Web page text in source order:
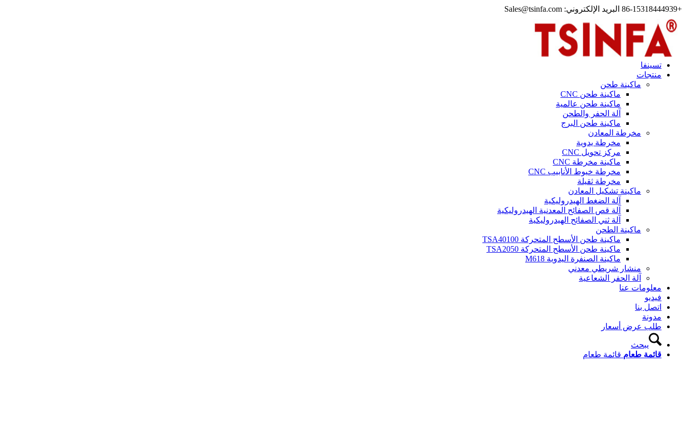
+86-15318444939 البريد الإلكتروني: Sales@tsinfa.com
تسينفا
منتجات
ماكينة طحن
ماكينة طحن CNC
ماكينة طحن عالمية
آلة الحفر والطحن
ماكينة طحن البرج
مخرطة المعادن
مخرطة يدوية
مركز تحويل CNC
ماكينة مخرطة CNC
مخرطة خيوط الأنابيب CNC
مخرطة ثقيلة
ماكينة تشكيل المعادن
آلة الضغط الهيدروليكية
آلة قص الصفائح المعدنية الهيدروليكية
آلة ثني الصفائح الهيدروليكية
ماكينة الطحن
ماكينة طحن الأسطح المتحركة TSA40100
ماكينة طحن الأسطح المتحركة TSA2050
ماكينة الصنفرة اليدوية M618
منشار شريطي معدني
آلة الحفر الشعاعية
معلومات عنا
فيديو
اتصل بنا
مدونة
طلب عرض أسعار
يبحث
قائمة طعام قائمة طعام